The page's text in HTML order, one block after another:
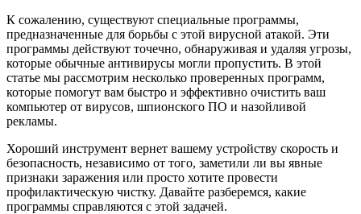
К сожалению, существуют специальные программы,
предназначенные для борьбы с этой вирусной атакой. Эти
программы действуют точечно, обнаруживая и удаляя угрозы,
которые обычные антивирусы могли пропустить. В этой
статье мы рассмотрим несколько проверенных программ,
которые помогут вам быстро и эффективно очистить ваш
компьютер от вирусов, шпионского ПО и назойливой
рекламы.
Хороший инструмент вернет вашему устройству скорость и
безопасность, независимо от того, заметили ли вы явные
признаки заражения или просто хотите провести
профилактическую чистку. Давайте разберемся, какие
программы справляются с этой задачей.